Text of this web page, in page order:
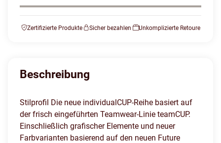
Zertifizierte Produkte Sicher bezahlen Unkomplizierte Retoure
Beschreibung
Stilprofil Die neue individualCUP-Reihe basiert auf
der frisch eingeführten Teamwear-Linie teamCUP.
Einschließlich grafischer Elemente und neuer
Farbvarianten basierend auf den neuen Future